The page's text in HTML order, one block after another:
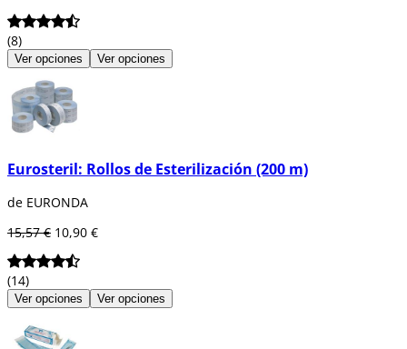
(8)
Ver opciones Ver opciones
Eurosteril: Rollos de Esterilización (200 m)
de EURONDA
15,57 € 10,90 €
(14)
Ver opciones Ver opciones